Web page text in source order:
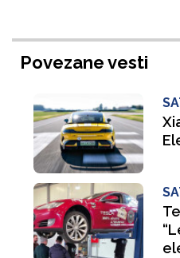
Povezane vesti